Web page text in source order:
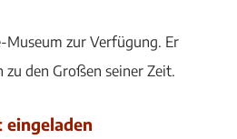
Museum zur Verfügung. Er
zu den Großen seiner Zeit.
eingeladen